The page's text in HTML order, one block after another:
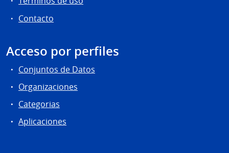
Contacto
Acceso por perfiles
Conjuntos de Datos
Organizaciones
Categorias
Aplicaciones